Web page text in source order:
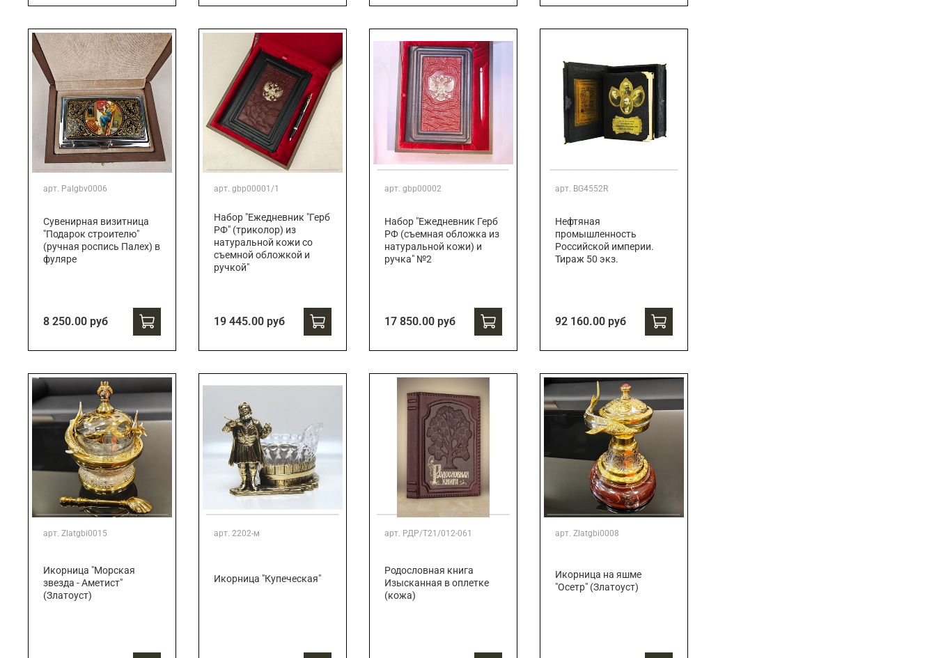
арт. Palgbv0006
Сувенирная визитница
"Подарок строителю"
(ручная роспись Палех) в
фуляре
8 250.00 руб
арт. gbp00001/1
Набор "Ежедневник "Герб
РФ" (триколор) из
натуральной кожи со
съемной обложкой и
ручкой"
19 445.00 руб
арт. gbp00002
Набор "Ежедневник Герб
РФ (съемная обложка из
натуральной кожи) и
ручка" №2
17 850.00 руб
арт. BG4552R
Нефтяная
промышленность
Российской империи.
Тираж 50 экз.
92 160.00 руб
арт. Zlatgbi0015
Икорница "Морская
звезда - Аметист"
(Златоуст)
арт. 2202-м
Икорница "Купеческая"
арт. РДР/Т21/012-061
Родословная книга
Изысканная в оплетке
(кожа)
арт. Zlatgbi0008
Икорница на яшме
"Осетр" (Златоуст)